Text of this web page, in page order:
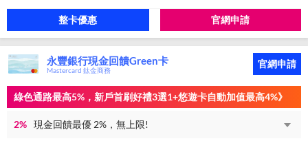
整卡優惠 官網申請
永豐銀行現金回饋Green卡
Mastercard 鈦金商務
官網申請
綠色通路最高5%，新戶首刷好禮3選1+悠遊卡自動加值最高4%》
2% 現金回饋最優 2%，無上限!